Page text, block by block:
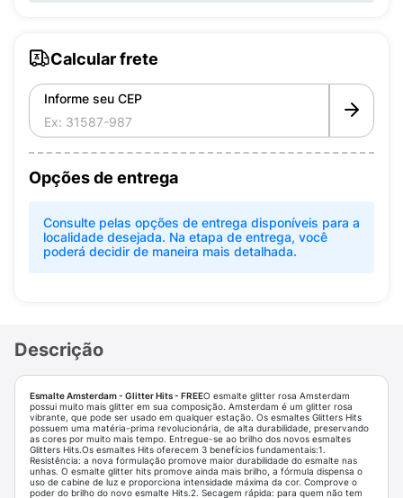
Calcular frete
Informe seu CEP
Opções de entrega
Consulte pelas opções de entrega disponíveis para a
localidade desejada. Na etapa de entrega, você
poderá decidir de maneira mais detalhada.
Descrição
Esmalte Amsterdam - Glitter Hits - FREEO esmalte glitter rosa Amsterdam
possui muito mais glitter em sua composição. Amsterdam é um glitter rosa
vibrante, que pode ser usado em qualquer estação. Os esmaltes Glitters Hits
possuem uma matéria-prima revolucionária, de alta durabilidade, preservando
as cores por muito mais tempo. Entregue-se ao brilho dos novos esmaltes
Glitters Hits.Os esmaltes Hits oferecem 3 benefícios fundamentais:1.
Resistência: a nova formulação promove maior durabilidade do esmalte nas
unhas. O esmalte glitter hits promove ainda mais brilho, a fórmula dispensa o
uso de cabine de luz e proporciona intensidade máxima da cor. Comprove o
poder do brilho do novo esmalte Hits.2. Secagem rápida: para quem não tem